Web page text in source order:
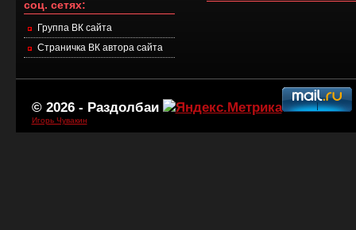
соц. сетях:
Группа ВК сайта
Страничка ВК автора сайта
© 2026 - Раздолбаи
Игорь Чувакин